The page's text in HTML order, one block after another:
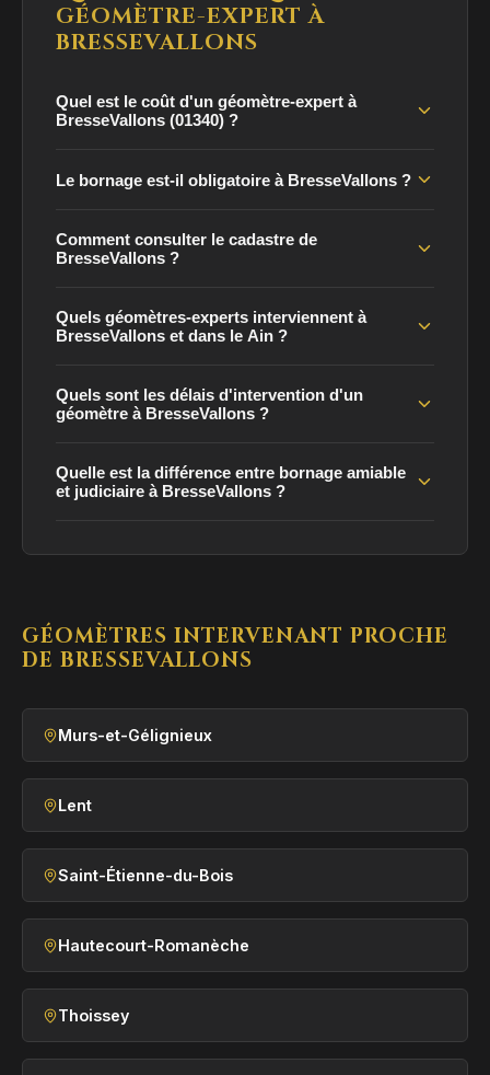
GÉOMÈTRE-EXPERT À
BRESSEVALLONS
Quel est le coût d'un géomètre-expert à
BresseVallons (01340) ?
Le bornage est-il obligatoire à BresseVallons ?
Comment consulter le cadastre de
BresseVallons ?
Quels géomètres-experts interviennent à
BresseVallons et dans le Ain ?
Quels sont les délais d'intervention d'un
géomètre à BresseVallons ?
Quelle est la différence entre bornage amiable
et judiciaire à BresseVallons ?
GÉOMÈTRES INTERVENANT PROCHE
DE BRESSEVALLONS
Murs-et-Gélignieux
Lent
Saint-Étienne-du-Bois
Hautecourt-Romanèche
Thoissey